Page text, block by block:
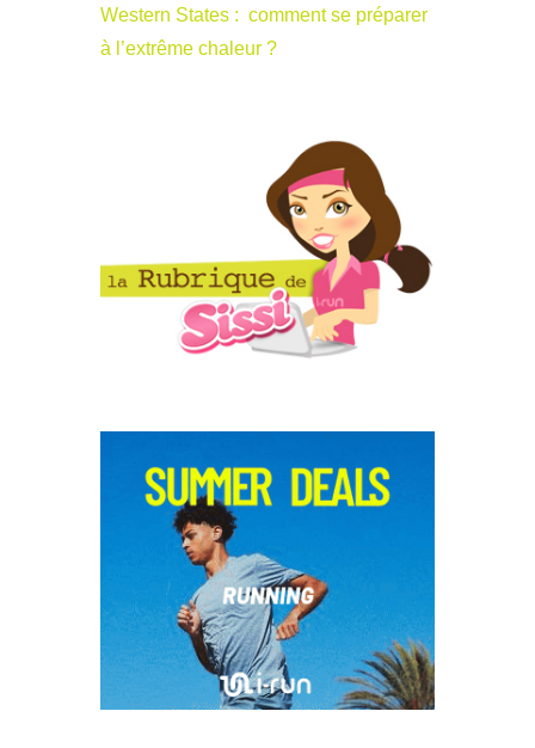
Western States : comment se préparer
à l’extrême chaleur ?